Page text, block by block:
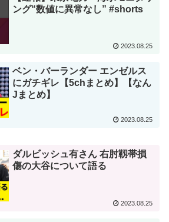
ング“数値に異常なし” #shorts
2023.08.25
ベン・バーランダー エンゼルス
にガチギレ【5chまとめ】【なん
Jまとめ】
2023.08.25
ダルビッシュ有さん 右肘靱帯損
傷の大谷について語る
2023.08.25